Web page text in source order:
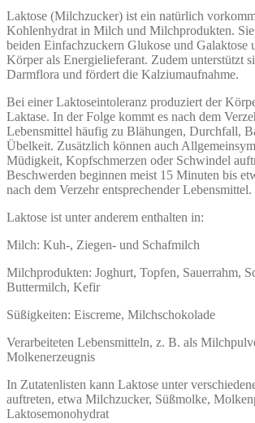
Laktose (Milchzucker) ist ein natürlich
Kohlenhydrat in Milch und Milchprodukten. Sie
beiden Einfachzuckern Glukose und Galaktose
Körper als Energielieferant. Zudem unterstützt
Darmflora und fördert die Kalziumaufnahme.
Bei einer Laktoseintoleranz produziert der
Laktase. In der Folge kommt es nach dem
Lebensmittel häufig zu Blähungen, Durchfall,
Übelkeit. Zusätzlich können auch
Müdigkeit, Kopfschmerzen oder Schwindel
Beschwerden beginnen meist 15 Minuten bis
nach dem Verzehr entsprechender Lebensmittel.
Laktose ist unter anderem enthalten in:
Milch: Kuh-, Ziegen- und Schafmilch
Milchprodukten: Joghurt, Topfen, Sauerrahm,
Buttermilch, Kefir
Süßigkeiten: Eiscreme, Milchschokolade
Verarbeiteten Lebensmitteln, z. B. als
Molkenerzeugnis
In Zutatenlisten kann Laktose unter
auftreten, etwa Milchzucker, Süßmolke,
Laktosemonohydrat